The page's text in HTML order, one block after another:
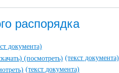
распорядка
документа)
(посмотреть) (текст документа)
(текст документа)